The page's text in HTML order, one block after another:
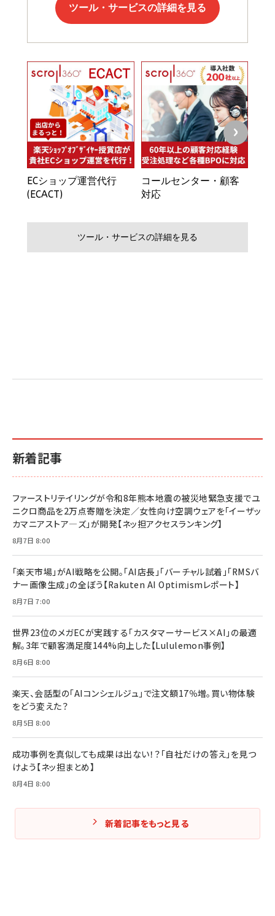
新着記事
ファーストリテイリングが令和8年熊本地震の被災地緊急支援でユ
ニクロ商品を2万点寄贈を決定／女性向け空調ウェアを「イーザッ
カマニアストア―ズ」が開発【ネッ担アクセスランキング】
8月7日 8:00
「楽天市場」がAI戦略を公開。「AI店長」「バーチャル試着」「RMSバ
ナー画像生成」の全ぼう【Rakuten AI Optimismレポート】
8月7日 7:00
世界23位のメガECが実践する「カスタマーサービス×AI」の最適
解。3年で顧客満足度144%向上した【Lululemon事例】
8月6日 8:00
楽天、会話型の「AIコンシェルジュ」で注文額17％増。買い物体験
をどう変えた？
8月5日 8:00
成功事例を真似しても成果は出ない！？「自社だけの答え」を見つ
けよう【ネッ担まとめ】
8月4日 8:00
新着記事をもっと見る